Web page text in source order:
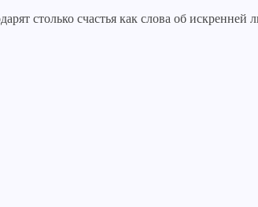
столько счастья как слова об искренней